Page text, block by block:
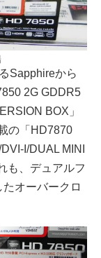
Sapphireから
2G GDDR5
BOX」
の「HD7870
I/DUAL MINI
も、デュアルフ
オーバークロ